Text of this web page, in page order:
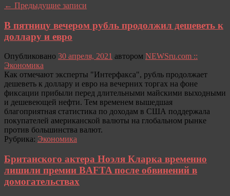
← Предыдущие записи
В пятницу вечером рубль продолжил дешеветь к
доллару и евро
Опубликовано 30 апреля, 2021 автором NEWSru.com ::
Экономика
Как отмечают эксперты "Интерфакса", рубль продолжает
дешеветь к доллару и евро на вечерних торгах на фоне
фиксации прибыли перед длительными майскими выходными
и дешевеющей нефти. Тем временем вышедшая
благоприятная статистика по доходам в США поддержала
покупателей американской валюты на глобальном рынке
против большинства валют.
Рубрика: Экономика
Британского актера Ноэля Кларка временно
лишили премии BAFTA после обвинений в
домогательствах